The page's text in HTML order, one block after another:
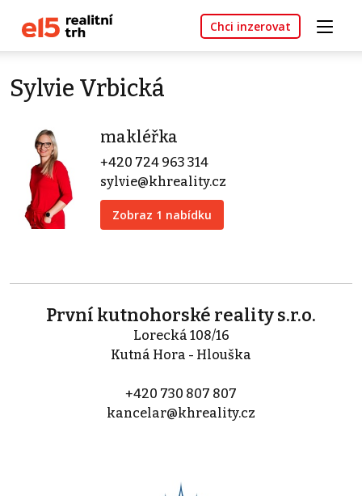
Chci inzerovat
Sylvie Vrbická
makléřka
+420 724 963 314
sylvie@khreality.cz
Zobraz 1 nabídku
První kutnohorské reality s.r.o.
Lorecká 108/16
Kutná Hora - Hlouška
+420 730 807 807
kancelar@khreality.cz